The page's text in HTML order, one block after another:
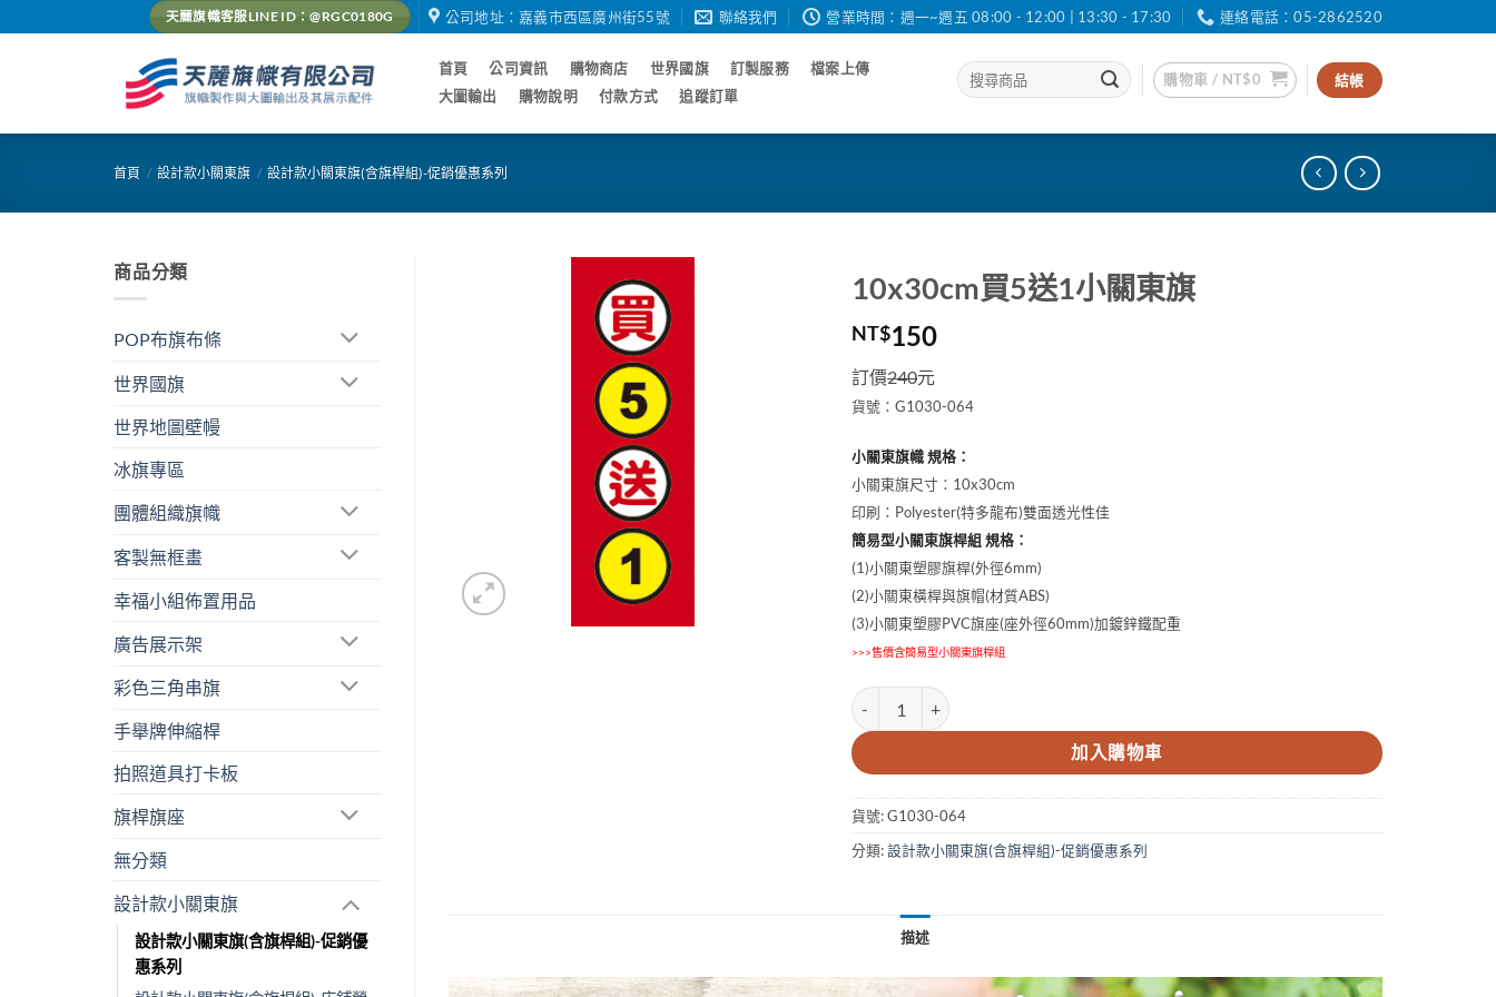
to
天麗旗幟客服LINE ID：@RGC0180G 公司地址：嘉義市西區廣州街55號 聯絡我們 營業時間：週一~週五 08:00 - 12:00 | 13:30 - 17:30 連絡電話：05-2862520
首頁 公司資訊 購物商店 世界國旗 訂製服務
檔案上傳
大圖輸出
購物說明 付款方式 追蹤訂單
搜
尋
鍵
購物車 / NT$0 結帳
首頁 / 設計款小關東旗 / 設計款小關東旗(含旗桿組)-促銷優惠系列
商品分類
POP布旗布條
世界國旗
世界地圖壁幔
冰旗專區
團體組織旗幟
客製無框畫
幸福小組佈置用品
廣告展示架
彩色三角串旗
手舉牌伸縮桿
拍照道具打卡板
旗桿旗座
無分類
設計款小關東旗
設計款小關東旗(含旗桿組)-促銷優
惠系列
10x30cm買5送1小關東旗
NT$150
訂價240元
貨號：G1030-064
小關東旗幟 規格：
小關東旗尺寸：10x30cm
印刷：Polyester(特多龍布)雙面透光性佳
簡易型小關東旗桿組 規格：
(1)小關東塑膠旗桿(外徑6mm)
(2)小關東橫桿與旗帽(材質ABS)
(3)小關東塑膠PVC旗座(座外徑60mm)加鍍鋅鐵配重
>>>售價含簡易型小關東旗桿組
10x30cm買5送1小關東旗 數量
加入購物車
貨號:G1030-064
分類:設計款小關東旗(含旗桿組)-促銷優惠系列
描述